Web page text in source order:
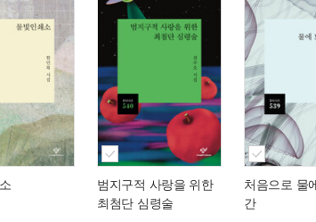
범지구적 사랑을 위한
최첨단 심령술
처음으로 물
간